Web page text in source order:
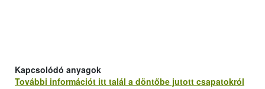
Kapcsolódó anyagok
További információt itt talál a döntőbe jutott csapatokról